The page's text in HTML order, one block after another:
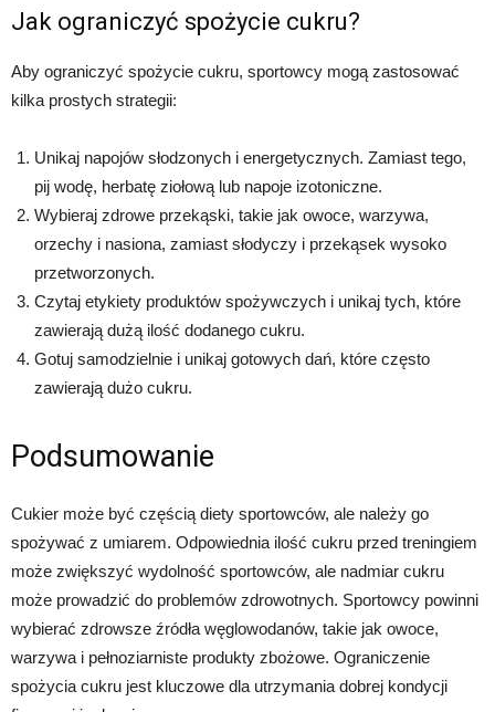
Jak ograniczyć spożycie cukru?
Aby ograniczyć spożycie cukru, sportowcy mogą zastosować
kilka prostych strategii:
Unikaj napojów słodzonych i energetycznych. Zamiast tego,
pij wodę, herbatę ziołową lub napoje izotoniczne.
Wybieraj zdrowe przekąski, takie jak owoce, warzywa,
orzechy i nasiona, zamiast słodyczy i przekąsek wysoko
przetworzonych.
Czytaj etykiety produktów spożywczych i unikaj tych, które
zawierają dużą ilość dodanego cukru.
Gotuj samodzielnie i unikaj gotowych dań, które często
zawierają dużo cukru.
Podsumowanie
Cukier może być częścią diety sportowców, ale należy go
spożywać z umiarem. Odpowiednia ilość cukru przed treningiem
może zwiększyć wydolność sportowców, ale nadmiar cukru
może prowadzić do problemów zdrowotnych. Sportowcy powinni
wybierać zdrowsze źródła węglowodanów, takie jak owoce,
warzywa i pełnoziarniste produkty zbożowe. Ograniczenie
spożycia cukru jest kluczowe dla utrzymania dobrej kondycji